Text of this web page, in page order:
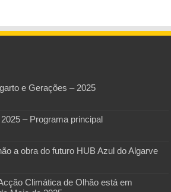
e Gerações – 2025
– Programa principal
a obra do futuro HUB Azul do Algarve
Climática de Olhão está em